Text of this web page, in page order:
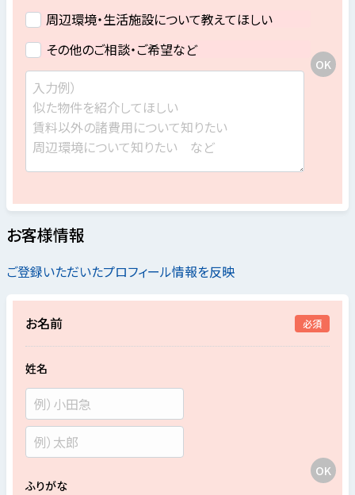
周辺環境・生活施設について教えてほしい
その他のご相談・ご希望など
お客様情報
ご登録いただいたプロフィール情報を反映
お名前 必須
姓名
ふりがな